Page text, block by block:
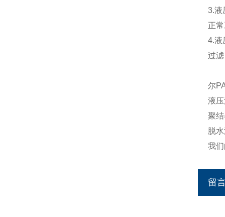
3.液
正
4.液
过
尔
液
聚
脱
我
留